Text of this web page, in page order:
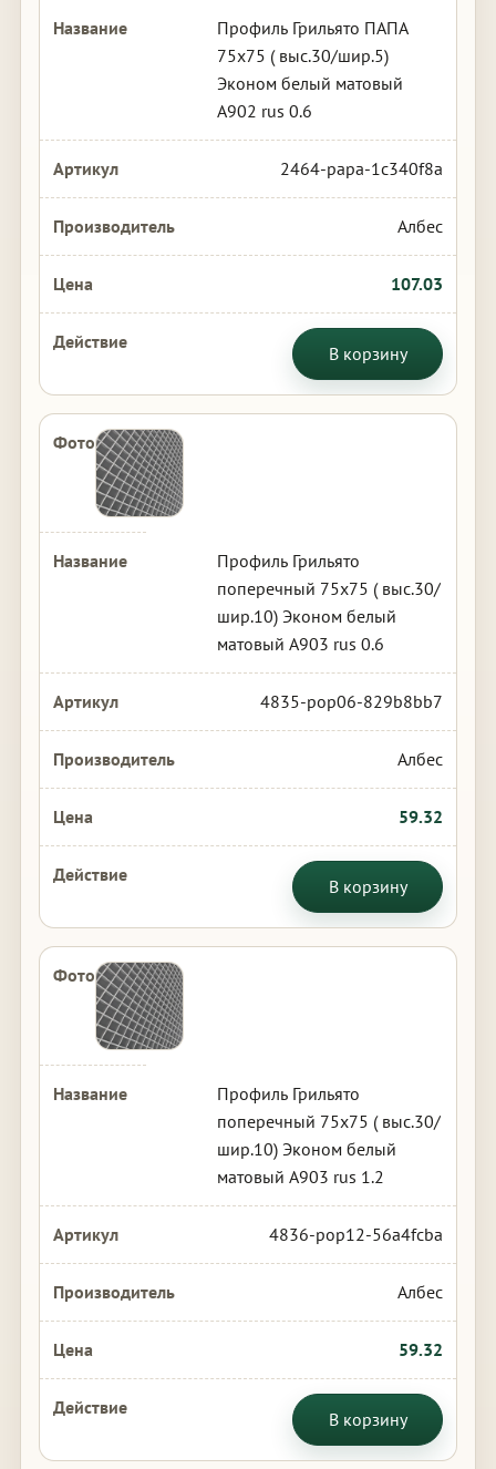
Профиль Грильято ПАПА
75х75 ( выс.30/шир.5)
Эконом белый матовый
А902 rus 0.6
2464-papa-1c340f8a
Албес
107.03
В корзину
Профиль Грильято
поперечный 75х75 ( выс.30/
шир.10) Эконом белый
матовый А903 rus 0.6
4835-pop06-829b8bb7
Албес
59.32
В корзину
Профиль Грильято
поперечный 75х75 ( выс.30/
шир.10) Эконом белый
матовый А903 rus 1.2
4836-pop12-56a4fcba
Албес
59.32
В корзину